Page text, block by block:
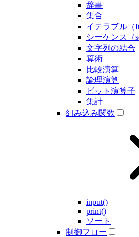
辞書
集合
イテラブル（
シーケンス（
文字列の結合
算術
比較演算
論理演算
ビット演算子
集計
組み込み関数
input()
print()
ソート
制御フロー